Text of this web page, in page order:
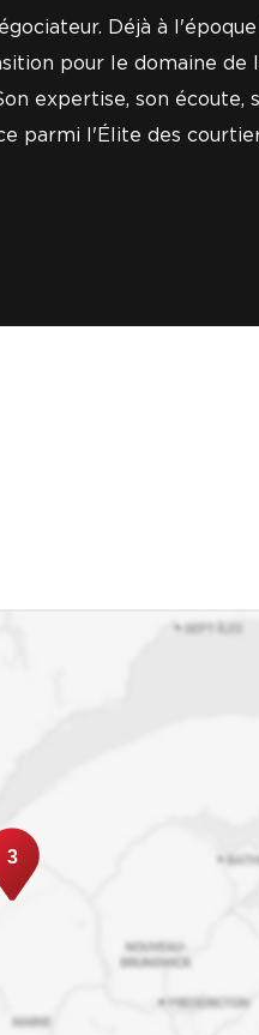
Déjà à
pour le domaine de
expertise, son écoute,
parmi l'Élite des
3